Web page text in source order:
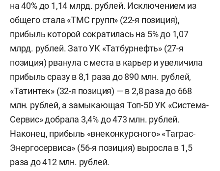
на 40% до 1,14 млрд. рублей. Исключением из
общего стала «ТМС групп» (22-я позиция),
прибыль которой сократилась на 5% до 1,07
млрд. рублей. Зато УК «Татбурнефть» (27-я
позиция) рванула с места в карьер и увеличила
прибыль сразу в 8,1 раза до 890 млн. рублей,
«Татинтек» (32-я позиция) — в 2,8 раза до 668
млн. рублей, а замыкающая Топ-50 УК «Система-
Сервис» добрала 3,4% до 473 млн. рублей.
Наконец, прибыль «внеконкурсного» «Таграс-
Энергосервиса» (56-я позиция) выросла в 1,5
раза до 412 млн. рублей.